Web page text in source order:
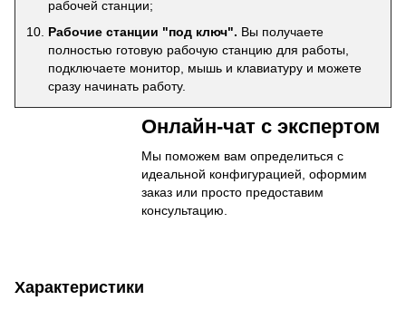
рабочей станции;
Рабочие станции "под ключ". Вы получаете
полностью готовую рабочую станцию для работы,
подключаете монитор, мышь и клавиатуру и можете
сразу начинать работу.
Онлайн-чат с экспертом
Мы поможем вам определиться с
идеальной конфигурацией, оформим
заказ или просто предоставим
консультацию.
Характеристики